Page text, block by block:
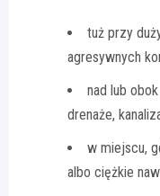
tuż przy
agresywnych
nad lub
drenaże,
w miejscu,
albo ciężkie